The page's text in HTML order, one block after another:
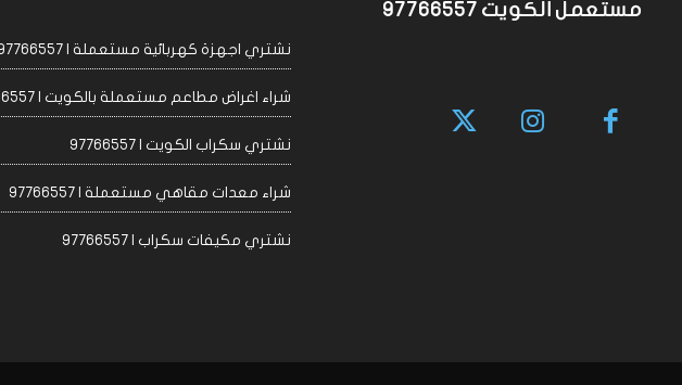
نشتري اجهزة كهربائية مستعملة | 97766557
شراء اغراض مطاعم مستعملة بالكويت | 97766557
نشتري سكراب الكويت | 97766557
شراء معدات مقاهي مستعملة | 97766557
نشتري مكيفات سكراب | 97766557
مستعمل الكويت 97766557